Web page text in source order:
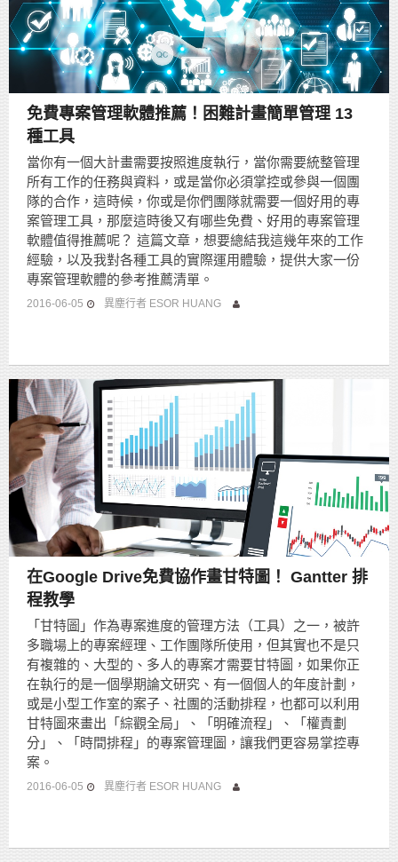
免費專案管理軟體推薦！困難計畫簡單管理 13
種工具
當你有一個大計畫需要按照進度執行，當你需要統整管理
所有工作的任務與資料，或是當你必須掌控或參與一個團
隊的合作，這時候，你或是你們團隊就需要一個好用的專
案管理工具，那麼這時後又有哪些免費、好用的專案管理
軟體值得推薦呢？ 這篇文章，想要總結我這幾年來的工作
經驗，以及我對各種工具的實際運用體驗，提供大家一份
專案管理軟體的參考推薦清單。
2016-06-05 異塵行者 ESOR HUANG
在Google Drive免費協作畫甘特圖！ Gantter 排
程教學
「甘特圖」作為專案進度的管理方法（工具）之一，被許
多職場上的專案經理、工作團隊所使用，但其實也不是只
有複雜的、大型的、多人的專案才需要甘特圖，如果你正
在執行的是一個學期論文研究、有一個個人的年度計劃，
或是小型工作室的案子、社團的活動排程，也都可以利用
甘特圖來畫出「綜觀全局」、「明確流程」、「權責劃
分」、「時間排程」的專案管理圖，讓我們更容易掌控專
案。
2016-06-05 異塵行者 ESOR HUANG